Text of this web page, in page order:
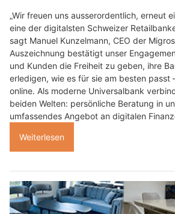
„Wir freuen uns ausserordentlich, erneut
eine der digitalsten Schweizer
sagt Manuel Kunzelmann, CEO der
Auszeichnung bestätigt unser
und Kunden die Freiheit zu geben, ihre
erledigen, wie es für sie am besten passt
online. Als moderne Universalbank
beiden Welten: persönliche Beratung in
umfassendes Angebot an digitalen
Weiterlesen